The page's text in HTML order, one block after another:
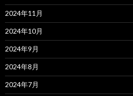
2024年11月
2024年10月
2024年9月
2024年8月
2024年7月